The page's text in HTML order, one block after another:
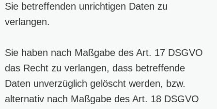
Sie betreffenden unrichtigen Daten zu
verlangen.
Sie haben nach Maßgabe des Art. 17 DSGVO
das Recht zu verlangen, dass betreffende
Daten unverzüglich gelöscht werden, bzw.
alternativ nach Maßgabe des Art. 18 DSGVO